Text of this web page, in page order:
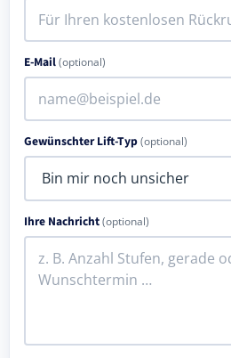
E-Mail(optional)
Gewünschter Lift-Typ(optional)
Ihre Nachricht(optional)